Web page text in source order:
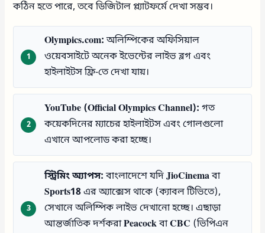
কঠিন হতে পারে, তবে ডিজিটাল প্ল্যাটফর্মে দেখা সম্ভব।
Olympics.com:অলিম্পিকের অফিসিয়াল
ওয়েবসাইটে অনেক ইভেন্টের লাইভ ব্লগ এবং
হাইলাইটস ফ্রি-তে দেখা যায়।
YouTube (Official Olympics Channel): গত
কয়েকদিনের ম্যাচের হাইলাইটস এবং গোলগুলো
এখানে আপলোড করা হচ্ছে।
স্ট্রিমিং অ্যাপস:বাংলাদেশে যদিJioCinemaবা
Sports18এর অ্যাক্সেস থাকে (ক্যাবল টিভিতে),
সেখানে অলিম্পিক লাইভ দেখানো হচ্ছে। এছাড়া
আন্তর্জাতিক দর্শকরাPeacockবাCBC (ভিপিএন